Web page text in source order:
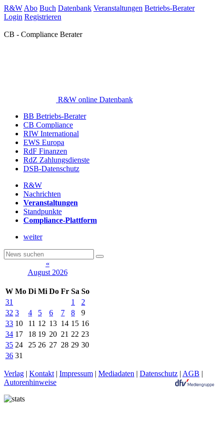
R&W Abo Buch Datenbank Veranstaltungen Betriebs-Berater
Login Registrieren
CB - Compliance Berater
R&W online Datenbank
BB Betriebs-Berater
CB Compliance
RIW International
EWS Europa
RdF Finanzen
RdZ Zahlungsdienste
DSB-Datenschutz
R&W
Nachrichten
Veranstaltungen
Standpunkte
Compliance-Plattform
weiter
«
August 2026
W Mo Di Mi Do Fr Sa So
31
1
2
32 3 4 5 6 7 8
9
33 10 11 12 13 14 15 16
34 17 18 19 20 21 22 23
35 24 25 26 27 28 29 30
36 31
Verlag | Kontakt | Impressum | Mediadaten | Datenschutz | AGB |
Autorenhinweise